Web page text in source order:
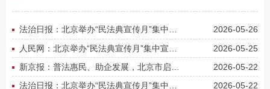
法治日报：北京举办“民法典宣传月”集中宣传活动
2026-05-26
2026-05-25
2026-05-22
2026-05-22